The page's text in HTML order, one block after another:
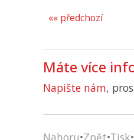
«« předchozí
Máte více
Napište nám,
Nahoru•Zpět•Tisk•